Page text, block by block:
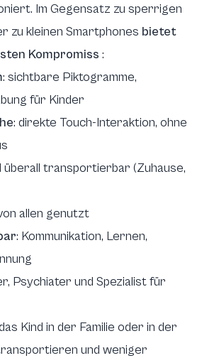
Im Gegensatz zu sperrigen
zu kleinen Smartphones bietet
Kompromiss :
: sichtbare Piktogramme,
für Kinder
: direkte Touch-Interaktion, ohne
überall transportierbar (Zuhause,
allen genutzt
: Kommunikation, Lernen,
Psychiater und Spezialist für
Kind in der Familie oder in der
und weniger